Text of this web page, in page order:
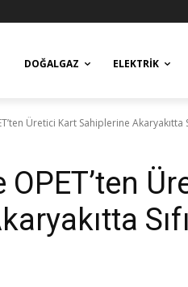
DOĞALGAZ ELEKTRIK
Üretici Kart Sahiplerine Akaryakıtta